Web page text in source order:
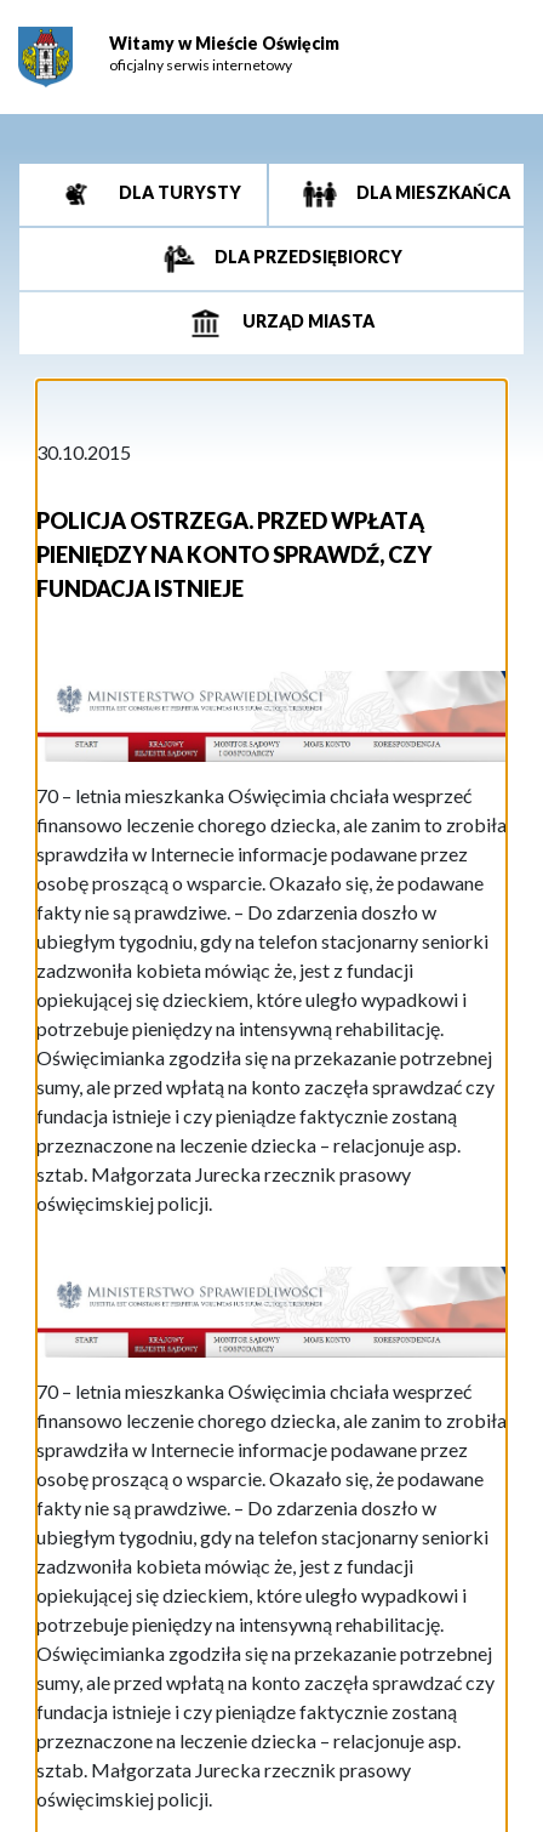
Witamy w Mieście Oświęcim
oficjalny serwis internetowy
DLA TURYSTY DLA MIESZKAŃCA
DLA PRZEDSIĘBIORCY
URZĄD MIASTA
30.10.2015
POLICJA OSTRZEGA. PRZED WPŁATĄ
PIENIĘDZY NA KONTO SPRAWDŹ, CZY
FUNDACJA ISTNIEJE
70 – letnia mieszkanka Oświęcimia chciała wesprzeć
finansowo leczenie chorego dziecka, ale zanim to zrobiła
sprawdziła w Internecie informacje podawane przez
osobę proszącą o wsparcie. Okazało się, że podawane
fakty nie są prawdziwe. – Do zdarzenia doszło w
ubiegłym tygodniu, gdy na telefon stacjonarny seniorki
zadzwoniła kobieta mówiąc że, jest z fundacji
opiekującej się dzieckiem, które uległo wypadkowi i
potrzebuje pieniędzy na intensywną rehabilitację.
Oświęcimianka zgodziła się na przekazanie potrzebnej
sumy, ale przed wpłatą na konto zaczęła sprawdzać czy
fundacja istnieje i czy pieniądze faktycznie zostaną
przeznaczone na leczenie dziecka – relacjonuje asp.
sztab. Małgorzata Jurecka rzecznik prasowy
oświęcimskiej policji.
70 – letnia mieszkanka Oświęcimia chciała wesprzeć
finansowo leczenie chorego dziecka, ale zanim to zrobiła
sprawdziła w Internecie informacje podawane przez
osobę proszącą o wsparcie. Okazało się, że podawane
fakty nie są prawdziwe. – Do zdarzenia doszło w
ubiegłym tygodniu, gdy na telefon stacjonarny seniorki
zadzwoniła kobieta mówiąc że, jest z fundacji
opiekującej się dzieckiem, które uległo wypadkowi i
potrzebuje pieniędzy na intensywną rehabilitację.
Oświęcimianka zgodziła się na przekazanie potrzebnej
sumy, ale przed wpłatą na konto zaczęła sprawdzać czy
fundacja istnieje i czy pieniądze faktycznie zostaną
przeznaczone na leczenie dziecka – relacjonuje asp.
sztab. Małgorzata Jurecka rzecznik prasowy
oświęcimskiej policji.